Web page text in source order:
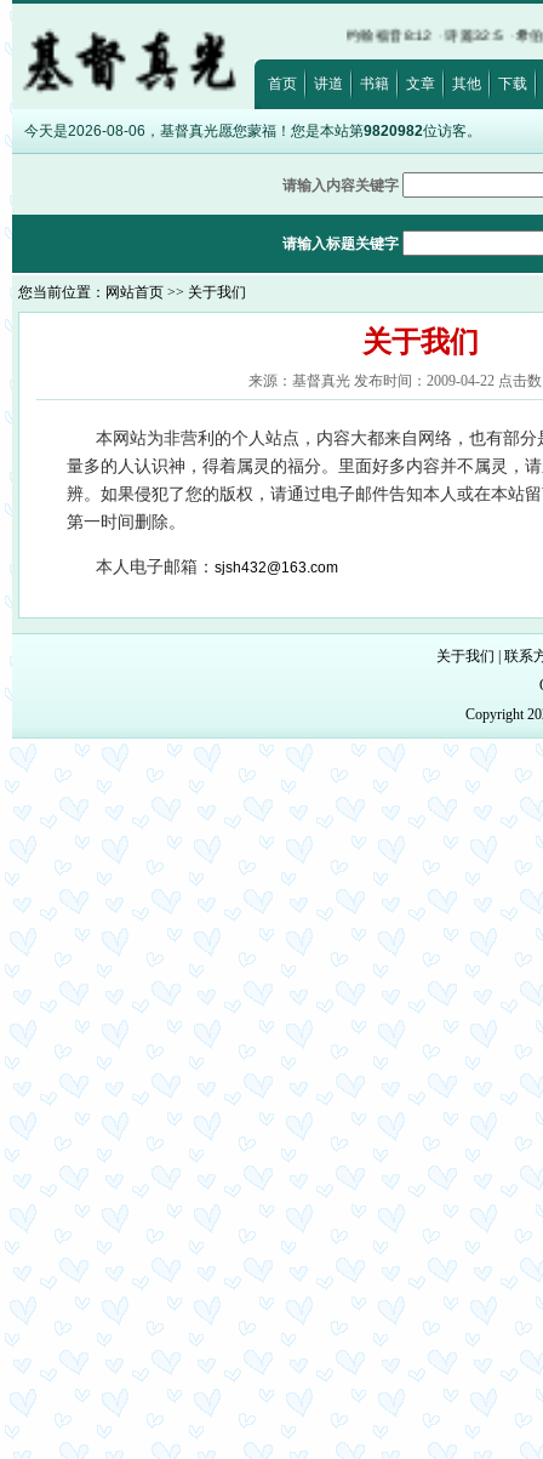
及记20:17 路加福音12:15 以弗所书5:5 约翰福音8:12·诗篇32:5·希伯来书
首页 讲道 书籍 文章 其他 下载
今天是2026-08-06，基督真光愿您蒙福！您是本站第9820982位访客。
请输入内容关键字
请输入标题关键字
您当前位置： 网站首页 >> 关于我们
关于我们
来源：基督真光 发布时间：2009-04-22 点击数
本网站为非营利的个人站点，内容大都来自网络，也有部分
量多的人认识神，得着属灵的福分。里面好多内容并不属灵，
辨。如果侵犯了您的版权，请通过电子邮件告知本人或在本站
第一时间删除。
本人电子邮箱： sjsh432@163.com
关于我们
联系
Copyright